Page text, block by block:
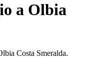
a Olbia
Costa Smeralda.